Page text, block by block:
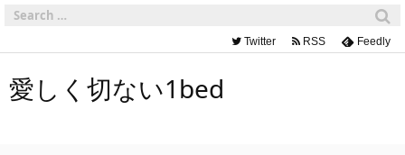
Twitter RSS Feedly
愛しく切ない1bed